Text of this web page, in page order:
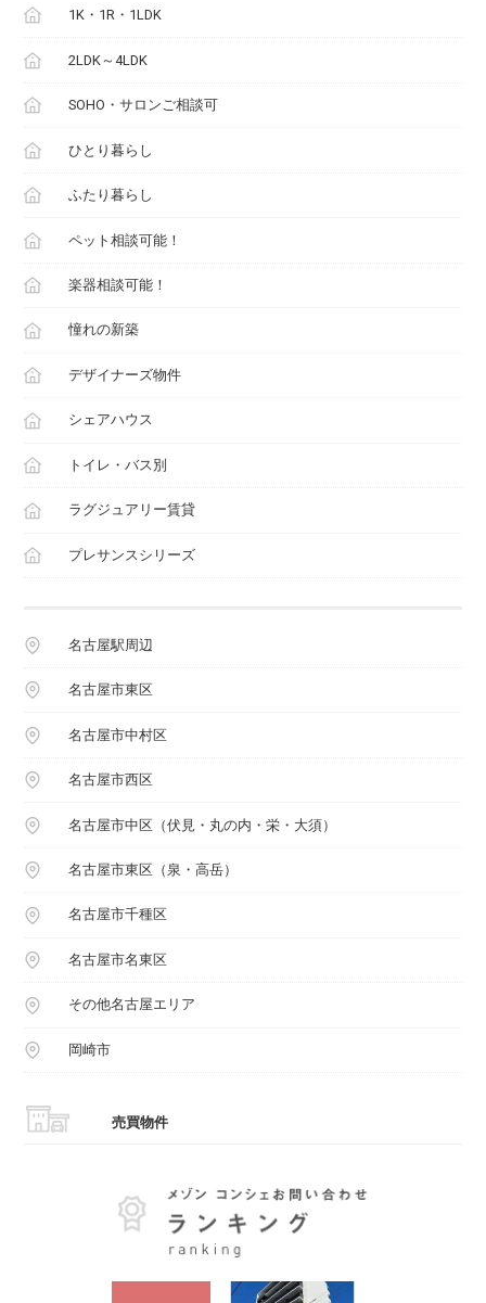
1K・1R・1LDK
2LDK～4LDK
SOHO・サロンご相談可
ひとり暮らし
ふたり暮らし
ペット相談可能！
楽器相談可能！
憧れの新築
デザイナーズ物件
シェアハウス
トイレ・バス別
ラグジュアリー賃貸
プレサンスシリーズ
名古屋駅周辺
名古屋市東区
名古屋市中村区
名古屋市西区
名古屋市中区（伏見・丸の内・栄・大須）
名古屋市東区（泉・高岳）
名古屋市千種区
名古屋市名東区
その他名古屋エリア
岡崎市
売買物件